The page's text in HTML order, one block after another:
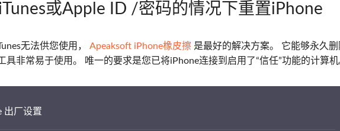
或Apple ID /密码的情况下重置iPhone
无法供您使用， Apeaksoft iPhone橡皮擦 是最好的解决方案。 它能够永久
具非常易于使用。 唯一的要求是您已将iPhone连接到启用了“信任”功能的计算
出厂设置